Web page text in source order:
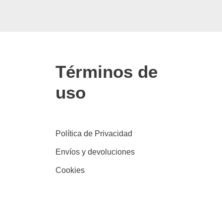
Términos de
uso
Política de Privacidad
Envíos y devoluciones
Cookies